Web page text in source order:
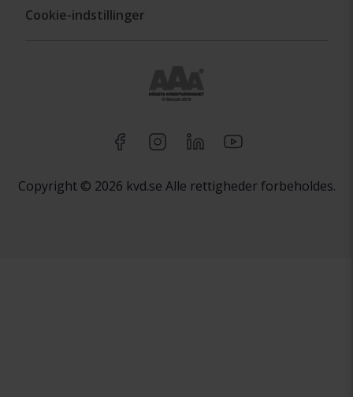
Cookie-indstillinger
Copyright © 2026 kvd.se Alle rettigheder forbeholdes.